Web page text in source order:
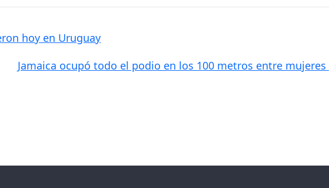
hoy en Uruguay
Jamaica ocupó todo el podio en los 100 metros entre mujeres